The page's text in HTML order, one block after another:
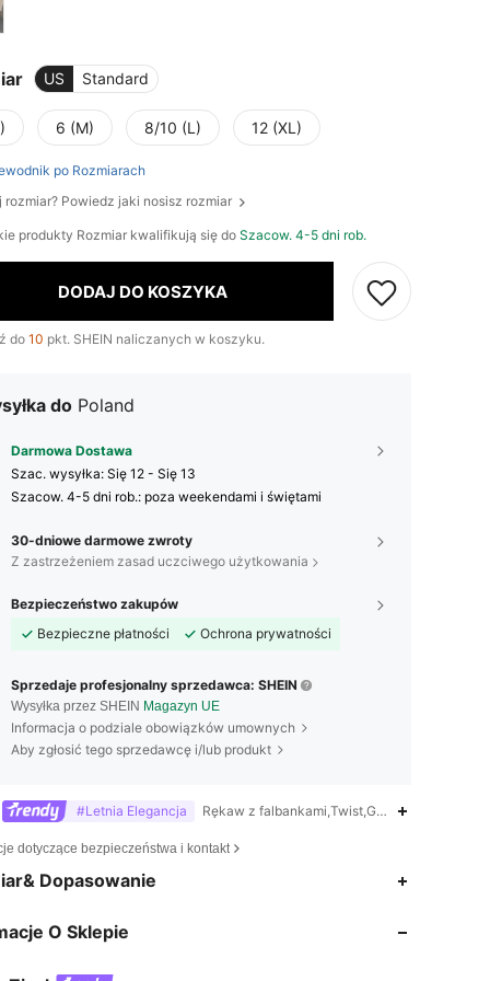
US Standard
6 (M) 8/10 (L) 12 (XL)
po Rozmiarach
rozmiar? Powiedz jaki nosisz rozmiar
produkty Rozmiar kwalifikują się do Szacow. 4-5 dni rob.
DODAJ DO KOSZYKA
do 10 pkt. SHEIN naliczanych w koszyku.
do Poland
Darmowa Dostawa
Szac. wysyłka: Się 12 - Się 13
Szacow. 4-5 dni rob.: poza weekendami i świętami
30-dniowe darmowe zwroty
Z zastrzeżeniem zasad uczciwego użytkowania
Bezpieczeństwo zakupów
Bezpieczne płatności
Ochrona prywatności
Sprzedaje profesjonalny sprzedawca: SHEIN
Wysyłka przez SHEIN Magazyn UE
Informacja o podziale obowiązków umownych
Aby zgłosić tego sprzedawcę i/lub produkt
#Letnia Elegancja Rękaw z falbankami,Twist,Guziki,Zamek
dotyczące bezpieczeństwa i kontakt
Dopasowanie
O Sklepie
4,64 3.2K